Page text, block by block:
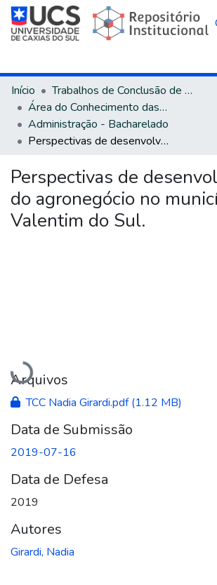
Início
Trabalhos de Conclusão de Curso
Área do Conhecimento das Ciências Sociais Aplicadas
Administração - Bacharelado
Perspectivas de desenvolvimento do agronegócio no município de São Valentim do Sul.
Perspectivas de
do agronegócio no
Valentim do Sul.
Carregando...
Arquivos
TCC Nadia Girardi.pdf(1.12 MB)
Data de Submissão
2019-07-16
Data de Defesa
2019
Autores
Girardi, Nadia